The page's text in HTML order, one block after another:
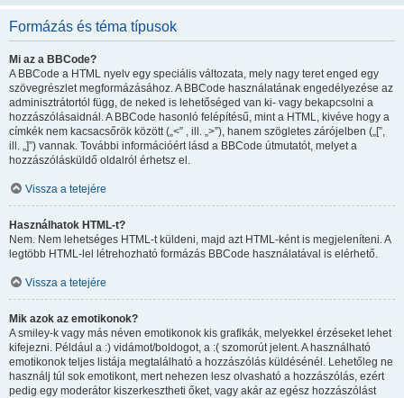
Formázás és téma típusok
Mi az a BBCode?
A BBCode a HTML nyelv egy speciális változata, mely nagy teret enged egy
szövegrészlet megformázásához. A BBCode használatának engedélyezése az
adminisztrátortól függ, de neked is lehetőséged van ki- vagy bekapcsolni a
hozzászólásaidnál. A BBCode hasonló felépítésű, mint a HTML, kivéve hogy a
címkék nem kacsacsőrök között („<” , ill. „>”), hanem szögletes zárójelben („[”,
ill. „]”) vannak. További információért lásd a BBCode útmutatót, melyet a
hozzászólásküldő oldalról érhetsz el.
Vissza a tetejére
Használhatok HTML-t?
Nem. Nem lehetséges HTML-t küldeni, majd azt HTML-ként is megjeleníteni. A
legtöbb HTML-lel létrehozható formázás BBCode használatával is elérhető.
Vissza a tetejére
Mik azok az emotikonok?
A smiley-k vagy más néven emotikonok kis grafikák, melyekkel érzéseket lehet
kifejezni. Például a :) vidámot/boldogot, a :( szomorút jelent. A használható
emotikonok teljes listája megtalálható a hozzászólás küldésénél. Lehetőleg ne
használj túl sok emotikont, mert nehezen lesz olvasható a hozzászólás, ezért
pedig egy moderátor kiszerkesztheti őket, vagy akár az egész hozzászólást